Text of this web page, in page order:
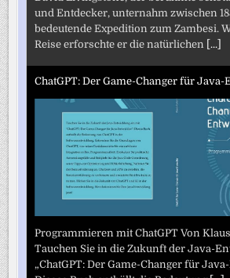
und Entdecker, unternahm zwischen
bedeutende Expedition zum Zambesi.
Reise erforschte er die natürlichen [...]
ChatGPT: Der Game-Changer für
Programmieren mit ChatGPT Von
Tauchen Sie in die Zukunft der Java-
„ChatGPT: Der Game-Changer für